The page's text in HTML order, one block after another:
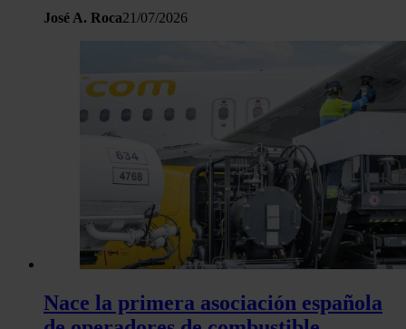
José A. Roca21/07/2026
Nace la primera asociación española